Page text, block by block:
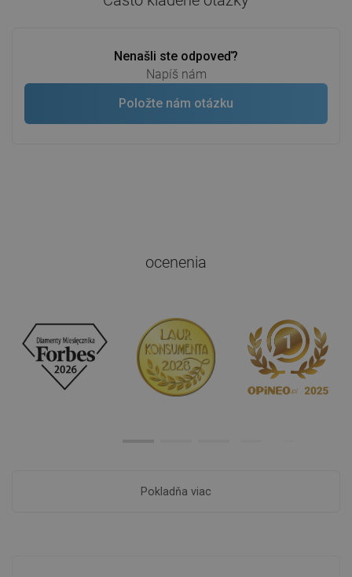
Nenašli ste odpoveď?
Napíš nám
Položte nám otázku
ocenenia
Pokladňa viac